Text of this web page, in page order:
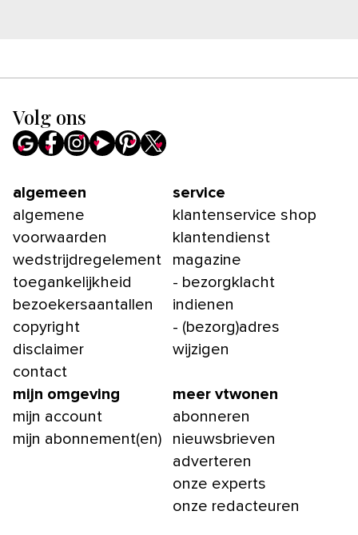
Volg ons
algemeen
algemene
voorwaarden
wedstrijdregelement
toegankelijkheid
bezoekersaantallen
copyright
disclaimer
contact
service
klantenservice shop
klantendienst
magazine
- bezorgklacht
indienen
- (bezorg)adres
wijzigen
mijn omgeving
mijn account
mijn abonnement(en)
meer vtwonen
abonneren
nieuwsbrieven
adverteren
onze experts
onze redacteuren